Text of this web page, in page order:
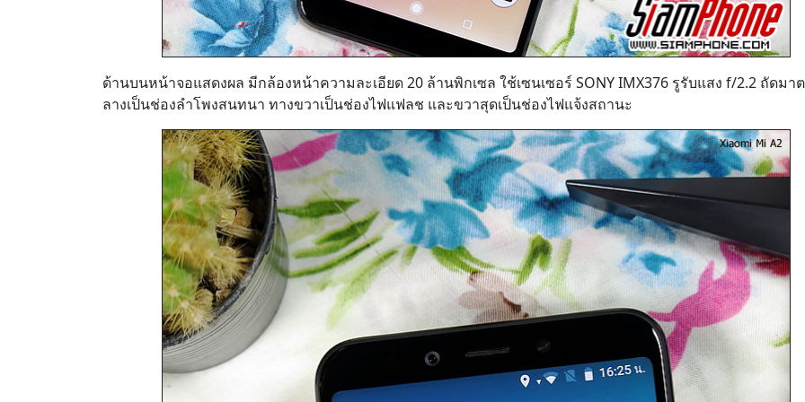
ด้านบนหน้าจอแสดงผล มีกล้องหน้าความละเอียด 20 ล้านพิกเซล ใช้เซนเซอร์ SONY IMX376 รูรับแสง f/2.2 ถัดมา
ลางเป็นช่องลำโพงสนทนา ทางขวาเป็นช่องไฟแฟลช และขวาสุดเป็นช่องไฟแจ้งสถานะ